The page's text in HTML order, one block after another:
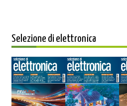
Selezione di elettronica